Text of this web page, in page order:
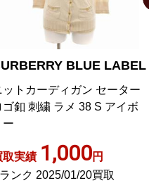
BURBERRY BLUE LABEL
ケーブルニットクルーネック
カーディガン 38 ブラック /ES
OS
買取実績 1,000円
ABランク 2026/03/29買取